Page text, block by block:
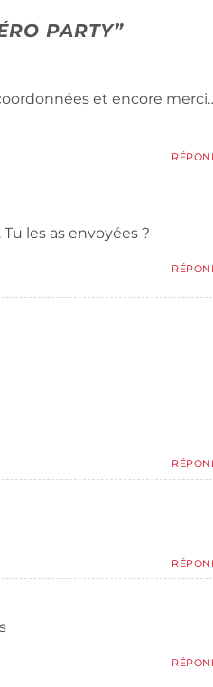
PARTY”
et encore
les as envoyées ?